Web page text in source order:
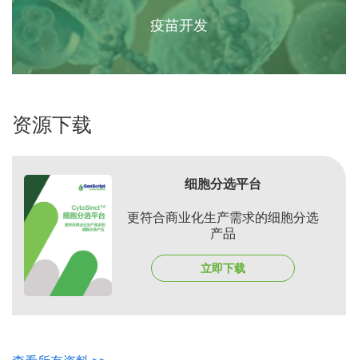
疫苗开发
资源下载
细胞分选平台
更符合商业化生产需求的细胞分选
产品
立即下载